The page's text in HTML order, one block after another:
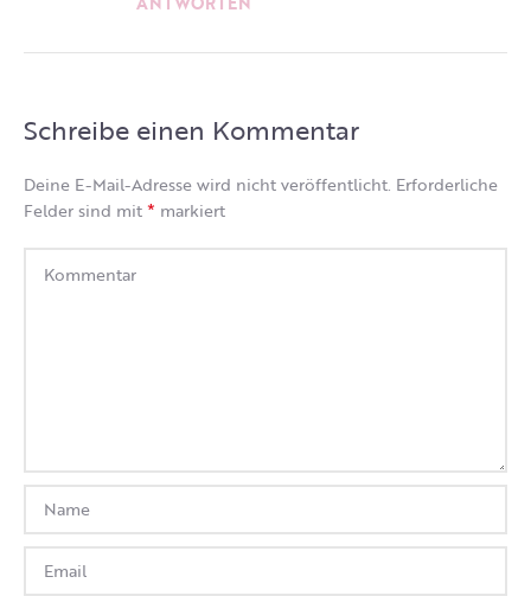
Schreibe einen Kommentar
Deine E-Mail-Adresse wird nicht veröffentlicht. Erforderliche
Felder sind mit* markiert